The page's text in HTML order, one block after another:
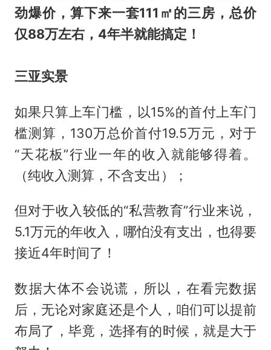
劲爆价，算下来一套111 ㎡的三房，总价
仅88万左右，4年半就能搞定！
三亚实景
如果只算上车门槛，以15%的首付上车门
槛测算，130万总价首付19.5万元，对于
“天花板”行业一年的收入就能够得着。
（纯收入测算，不含支出）；
但对于收入较低的“私营教育”行业来说，
5.1万元的年收入，哪怕没有支出，也得要
接近4年时间了！
数据大体不会说谎，所以，在看完数据
后，无论对家庭还是个人，咱们可以提前
布局了，毕竟，选择有的时候，就是大于